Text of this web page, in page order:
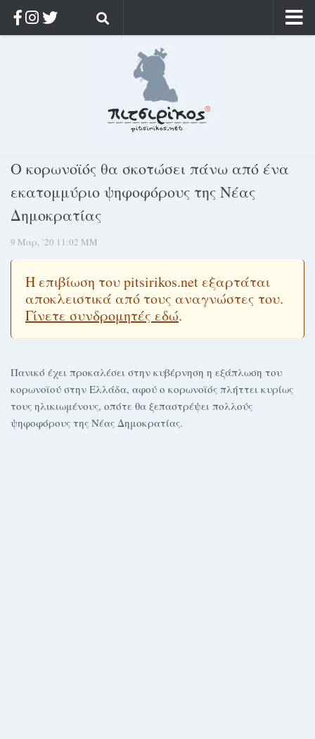
Στοχασμοί & αποφθέγματα
Διαφήμιση
Γίνετε συνδρομητής
Μόνο για συνδρομητές
Log in
Ο κορωνοϊός θα σκοτώσει πάνω από ένα
εκατομμύριο ψηφοφόρους της Νέας
Δημοκρατίας
9 Μαρ, ’20 11:02 ΜΜ
Η επιβίωση του pitsirikos.net εξαρτάται
αποκλειστικά από τους αναγνώστες του.
Γίνετε συνδρομητές εδώ.
Πανικό έχει προκαλέσει στην κυβέρνηση η εξάπλωση του
κορωνοϊού στην Ελλάδα, αφού ο κορωνοϊός πλήττει κυρίως
τους ηλικιωμένους, οπότε θα ξεπαστρέψει πολλούς
ψηφοφόρους της Νέας Δημοκρατίας.